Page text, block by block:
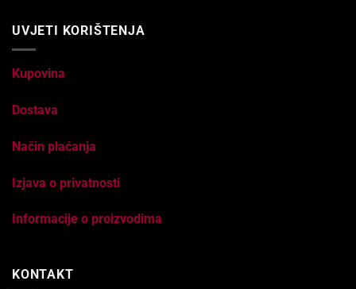
UVJETI KORIŠTENJA
Kupovina
Dostava
Način plaćanja
Izjava o privatnosti
Informacije o proizvodima
KONTAKT